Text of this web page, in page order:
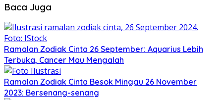
Baca Juga
Ramalan Zodiak Cinta 26 September: Aquarius Lebih
Terbuka, Cancer Mau Mengalah
Ramalan Zodiak Cinta Besok Minggu 26 November
2023: Bersenang-senang